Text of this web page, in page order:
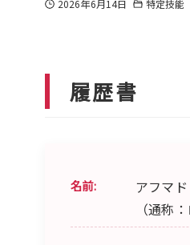
2026年6月14日 特定技能
履歴書
名前:
アフマ
（通称